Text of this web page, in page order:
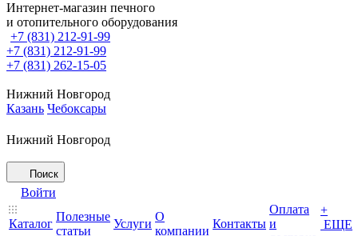
Интернет-магазин печного
и отопительного оборудования
+7 (831) 212-91-99
+7 (831) 212-91-99
+7 (831) 262-15-05
Нижний Новгород
Казань Чебоксары
Нижний Новгород
Поиск
Войти
Каталог
Полезные
статьи
Услуги
О
компании
Контакты
Оплата
и
+
ЕЩЕ